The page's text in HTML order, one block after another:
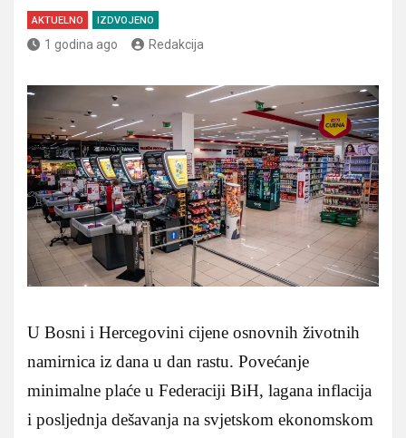
AKTUELNO IZDVOJENO
1 godina ago Redakcija
U Bosni i Hercegovini cijene osnovnih životnih
namirnica iz dana u dan rastu. Povećanje
minimalne plaće u Federaciji BiH, lagana inflacija
i posljednja dešavanja na svjetskom ekonomskom